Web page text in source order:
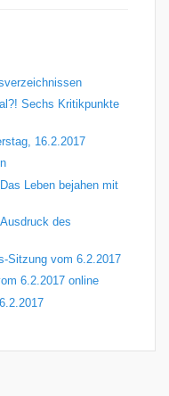
Sechs Kritikpunkte
16.2.2017
Leben bejahen mit
des
Sitzung vom 6.2.2017
6.2.2017 online